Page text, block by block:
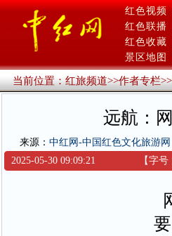
红色视频
红色联播
红色收藏
景区地图
当前位置：红旅频道>>作者专栏>>
远航：
来源： 中红网-中国红色文化旅游网
2025-05-30 09:09:21
【字号